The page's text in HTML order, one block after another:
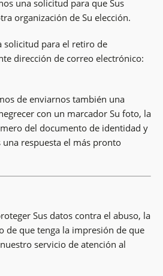
una solicitud para que Sus
organización de Su elección.
solicitud para el retiro de
dirección de correo electrónico:
de enviarnos también una
con un marcador Su foto, la
del documento de identidad y
respuesta el más pronto
Sus datos contra el abuso, la
de que tenga la impresión de que
servicio de atención al